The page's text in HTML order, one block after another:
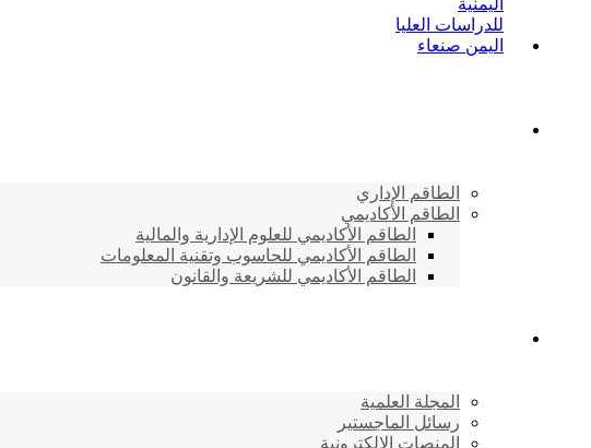
الطاقم الإداري
الطاقم الأكاديمي
الطاقم الأكاديمي للعلوم الإدارية والمالية
الطاقم الأكاديمي للحاسوب وتقنية المعلومات
الطاقم الأكاديمي للشريعة والقانون
المجلة العلمية
رسائل الماجستير
المنصات الإلكترونية